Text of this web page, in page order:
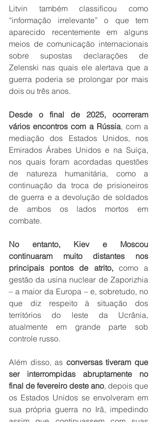
Litvin também classificou como
“informação irrelevante” o que tem
aparecido recentemente em alguns
meios de comunicação internacionais
sobre supostas declarações de
Zelenski nas quais ele alertava que a
guerra poderia se prolongar por mais
dois ou três anos.
Desde o final de 2025, ocorreram
vários encontros com a Rússia, com a
mediação dos Estados Unidos, nos
Emirados Árabes Unidos e na Suíça,
nos quais foram acordadas questões
de natureza humanitária, como a
continuação da troca de prisioneiros
de guerra e a devolução de soldados
de ambos os lados mortos em
combate.
No entanto, Kiev e Moscou
continuaram muito distantes nos
principais pontos de atrito, como a
gestão da usina nuclear de Zaporizhia
– a maior da Europa – e, sobretudo, no
que diz respeito à situação dos
territórios do leste da Ucrânia,
atualmente em grande parte sob
controle russo.
Além disso, as conversas tiveram que
ser interrompidas abruptamente no
final de fevereiro deste ano, depois que
os Estados Unidos se envolveram em
sua própria guerra no Irã, impedindo